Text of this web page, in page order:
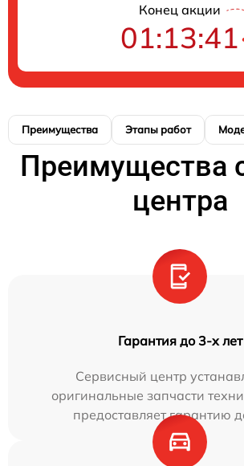
Конец акции
01:13:40
Преимущества Этапы работ
Преимущества
центра
Гарантия до 3-х лет
Сервисный центр
оригинальные запчасти
предоставляет гарантию